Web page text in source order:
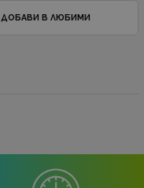
ДОБАВИ В ЛЮБИМИ